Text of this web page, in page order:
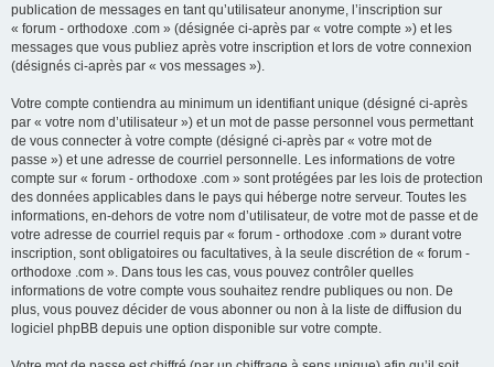
publication de messages en tant qu’utilisateur anonyme, l’inscription sur
« forum - orthodoxe .com » (désignée ci-après par « votre compte ») et les
messages que vous publiez après votre inscription et lors de votre connexion
(désignés ci-après par « vos messages »).
Votre compte contiendra au minimum un identifiant unique (désigné ci-après
par « votre nom d’utilisateur ») et un mot de passe personnel vous permettant
de vous connecter à votre compte (désigné ci-après par « votre mot de
passe ») et une adresse de courriel personnelle. Les informations de votre
compte sur « forum - orthodoxe .com » sont protégées par les lois de protection
des données applicables dans le pays qui héberge notre serveur. Toutes les
informations, en-dehors de votre nom d’utilisateur, de votre mot de passe et de
votre adresse de courriel requis par « forum - orthodoxe .com » durant votre
inscription, sont obligatoires ou facultatives, à la seule discrétion de « forum -
orthodoxe .com ». Dans tous les cas, vous pouvez contrôler quelles
informations de votre compte vous souhaitez rendre publiques ou non. De
plus, vous pouvez décider de vous abonner ou non à la liste de diffusion du
logiciel phpBB depuis une option disponible sur votre compte.